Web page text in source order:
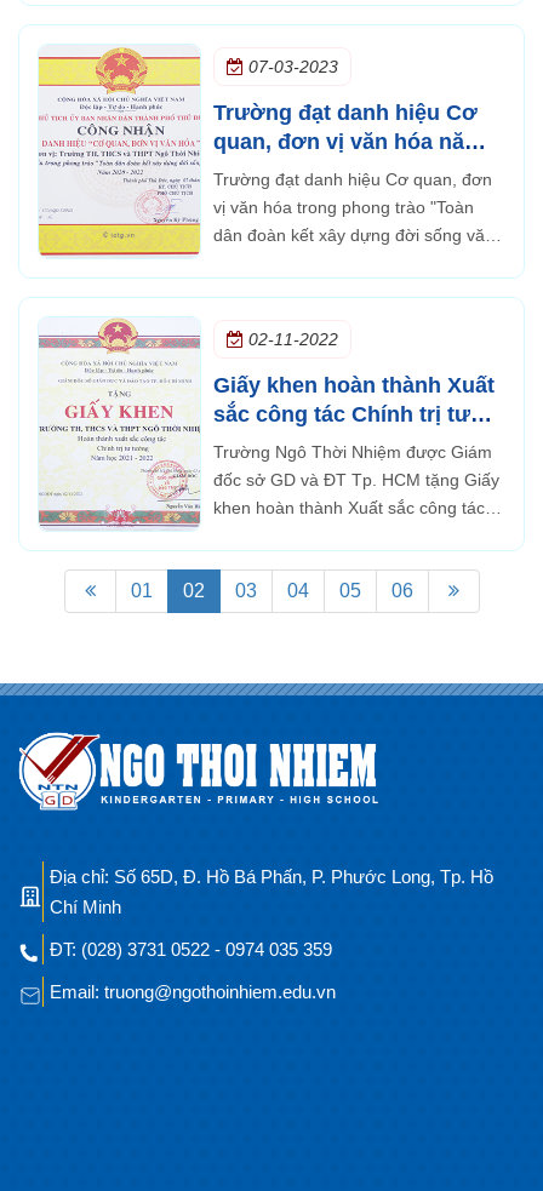
07-03-2023
Trường đạt danh hiệu Cơ
quan, đơn vị văn hóa năm
2020 - 2022
Trường đạt danh hiệu Cơ quan, đơn
vị văn hóa trong phong trào "Toàn
dân đoàn kết xây dựng đời sống văn
02-11-2022
Giấy khen hoàn thành Xuất
sắc công tác Chính trị tư
tưởng năm học 2021 - 2022
Trường Ngô Thời Nhiệm được Giám
đốc sở GD và ĐT Tp. HCM tặng Giấy
khen hoàn thành Xuất sắc công tác
01 02 03 04 05 06
Địa chỉ: Số 65D, Đ. Hồ Bá Phấn, P. Phước Long, Tp. Hồ
Chí Minh
ĐT: (028) 3731 0522 - 0974 035 359
Email: truong@ngothoinhiem.edu.vn